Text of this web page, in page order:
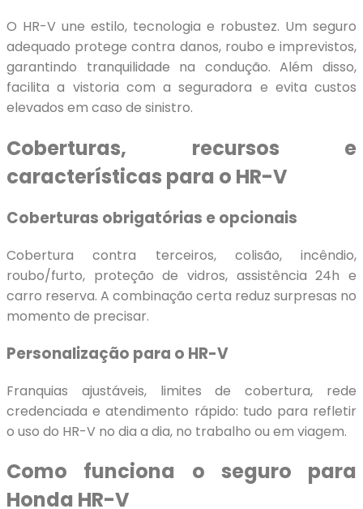
O HR-V une estilo, tecnologia e robustez. Um seguro
adequado protege contra danos, roubo e imprevistos,
garantindo tranquilidade na condução. Além disso,
facilita a vistoria com a seguradora e evita custos
elevados em caso de sinistro.
Coberturas, recursos e
características para o HR-V
Coberturas obrigatórias e opcionais
Cobertura contra terceiros, colisão, incêndio,
roubo/furto, proteção de vidros, assistência 24h e
carro reserva. A combinação certa reduz surpresas no
momento de precisar.
Personalização para o HR-V
Franquias ajustáveis, limites de cobertura, rede
credenciada e atendimento rápido: tudo para refletir
o uso do HR-V no dia a dia, no trabalho ou em viagem.
Como funciona o seguro para
Honda HR-V